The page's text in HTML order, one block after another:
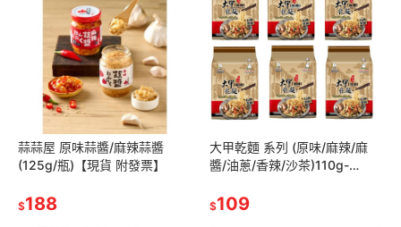
蒜蒜屋 原味蒜醬/麻辣蒜醬
(125g/瓶)【現貨 附發票】
$188
大甲乾麵 系列 (原味/麻辣/麻
醬/油蔥/香辣/沙茶)110g-
$109